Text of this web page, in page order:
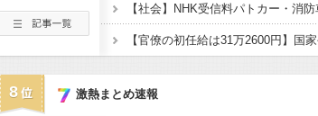
8 激熱まとめ速報